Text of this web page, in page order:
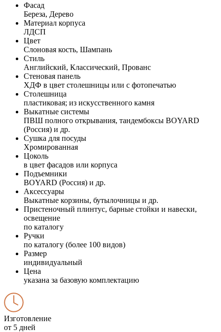
Фасад
Береза, Дерево
Материал корпуса
ЛДСП
Цвет
Слоновая кость, Шампань
Стиль
Английский, Классический, Прованс
Стеновая панель
ХДФ в цвет столешницы или с фотопечатью
Столешница
пластиковая; из искусственного камня
Выкатные системы
ПВШ полного открывания, тандембоксы BOYARD
(Россия) и др.
Сушка для посуды
Хромированная
Цоколь
в цвет фасадов или корпуса
Подъемники
BOYARD (Россия) и др.
Аксессуары
Выкатные корзины, бутылочницы и др.
Пристеночный плинтус, барные стойки и навески,
освещение
по каталогу
Ручки
по каталогу (более 100 видов)
Размер
индивидуальный
Цена
указана за базовую комплектацию
Изготовление
от 5 дней